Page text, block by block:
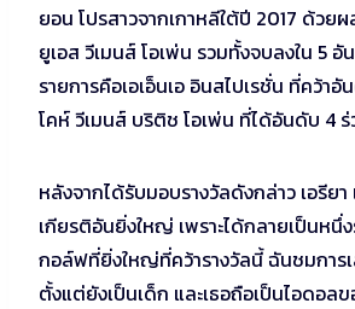
ยอน โปรสาวจากเกาหลีใต้ปี 2017 ด้วย
ยูเอส วีเมนส์ โอเพ่น รวมทั้งจบลงใน 5
รายการคือเอเอ็นเอ อินสไปเรชั่น ที่คว้าอั
โคห์ วีเมนส์ บริติช โอเพ่น ที่ได้อันดับ 4
หลังจากได้รับมอบรางวัลดังกล่าว เอรียา
เกียรติอันยิ่งใหญ่ เพราะได้กลายเป็นหนึ่
กอล์ฟที่ยิ่งใหญ่ที่คว้ารางวัลนี้ ฉันชมการ
ตั้งแต่ยังเป็นเด็ก และเธอถือเป็นไอดอล